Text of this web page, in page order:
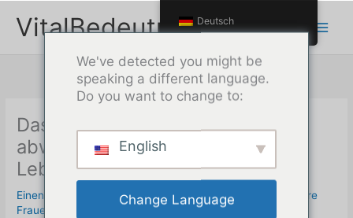
InhaltVitalBedeutung
Das Feuer: eine Metapher für
abweisende Vermeider in Ihrem
Leben
Einen Kommentar hinterlassen /Emotional nicht verfügbare
Frauen
Deutsch
We've detected you might be
speaking a different language.
Do you want to change to:
English
Change Language